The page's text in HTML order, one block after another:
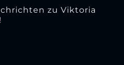
zu Viktoria
!